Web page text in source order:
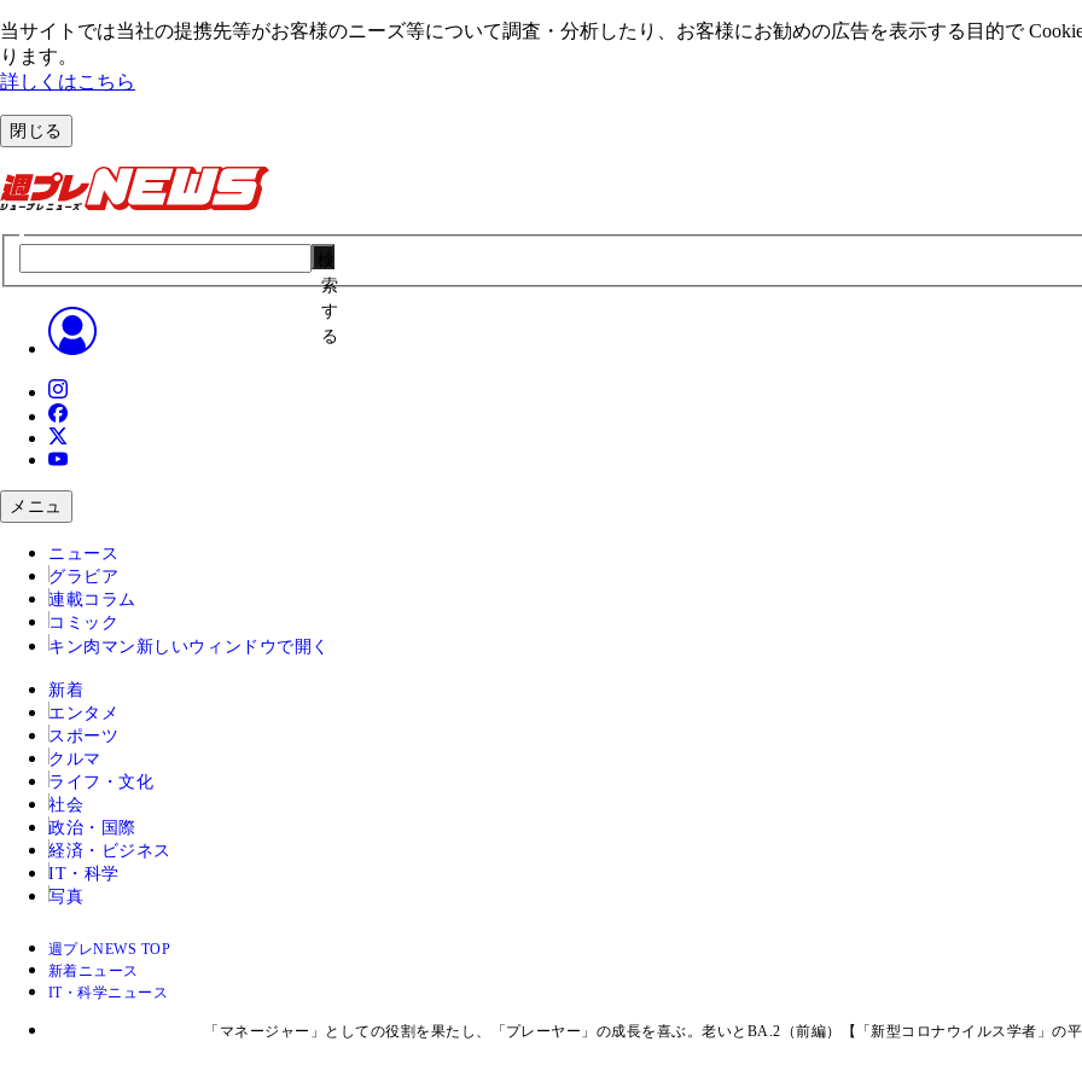
当サイトでは当社の提携先等がお客様のニーズ等について調査・分析したり、お客様にお勧めの広告を表⽰する⽬的で
ります。
詳しくはこちら
閉じる
索
す
る
メニュ
ニュース
グラビア
連載コラム
コミック
キン肉マン 新しいウィンドウで開く
新着
エンタメ
スポーツ
クルマ
ライフ・文化
社会
政治・国際
経済・ビジネス
IT・科学
写真
週プレNEWS TOP
新着ニュース
IT・科学ニュース
「マネージャー」としての役割を果たし、「プレーヤー」の成長を喜ぶ。老いとBA.2（前編）【「新型コロナウイルス学者」の平